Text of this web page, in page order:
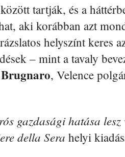
között tartják, és a
aki korábban azt
helyszínt keres
– mint a tavaly
, Velence
gazdasági hatása lesz
della Sera helyi